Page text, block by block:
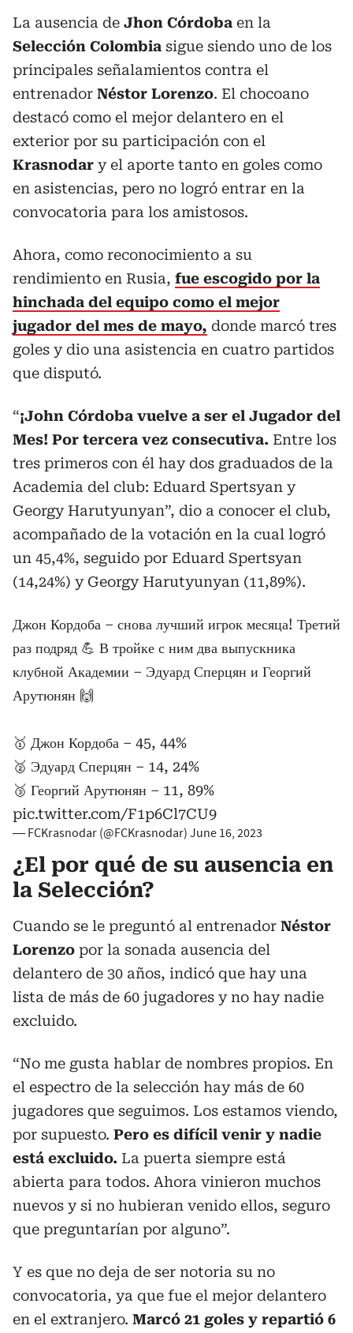
La ausencia de Jhon Córdoba en la
Selección Colombia sigue siendo uno de los
principales señalamientos contra el
entrenador Néstor Lorenzo. El chocoano
destacó como el mejor delantero en el
exterior por su participación con el
Krasnodar y el aporte tanto en goles como
en asistencias, pero no logró entrar en la
convocatoria para los amistosos.
Ahora, como reconocimiento a su
rendimiento en Rusia, fue escogido por la
hinchada del equipo como el mejor
jugador del mes de mayo, donde marcó tres
goles y dio una asistencia en cuatro partidos
que disputó.
“¡John Córdoba vuelve a ser el Jugador del
Mes! Por tercera vez consecutiva. Entre los
tres primeros con él hay dos graduados de la
Academia del club: Eduard Spertsyan y
Georgy Harutyunyan”, dio a conocer el club,
acompañado de la votación en la cual logró
un 45,4%, seguido por Eduard Spertsyan
(14,24%) y Georgy Harutyunyan (11,89%).
Джон Кордоба – снова лучший игрок месяца! Третий
раз подряд 💪 В тройке с ним два выпускника
клубной Академии – Эдуард Сперцян и Георгий
Арутюнян 🙌
🥇 Джон Кордоба – 45, 44%
🥈 Эдуард Сперцян – 14, 24%
🥉 Георгий Арутюнян – 11, 89%
pic.twitter.com/F1p6Cl7CU9
— FCKrasnodar (@FCKrasnodar) June 16, 2023
¿El por qué de su ausencia en
la Selección?
Cuando se le preguntó al entrenador Néstor
Lorenzo por la sonada ausencia del
delantero de 30 años, indicó que hay una
lista de más de 60 jugadores y no hay nadie
excluido.
“No me gusta hablar de nombres propios. En
el espectro de la selección hay más de 60
jugadores que seguimos. Los estamos viendo,
por supuesto. Pero es difícil venir y nadie
está excluido. La puerta siempre está
abierta para todos. Ahora vinieron muchos
nuevos y si no hubieran venido ellos, seguro
que preguntarían por alguno”.
Y es que no deja de ser notoria su no
convocatoria, ya que fue el mejor delantero
en el extranjero. Marcó 21 goles y repartió 6